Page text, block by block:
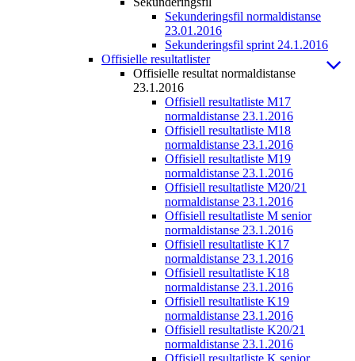
Sekunderingsfil normaldistanse
23.01.2016
Sekunderingsfil sprint 24.1.2016
Offisielle resultatlister
Offisielle resultat normaldistanse
23.1.2016
Offisiell resultatliste M17
normaldistanse 23.1.2016
Offisiell resultatliste M18
normaldistanse 23.1.2016
Offisiell resultatliste M19
normaldistanse 23.1.2016
Offisiell resultatliste M20/21
normaldistanse 23.1.2016
Offisiell resultatliste M senior
normaldistanse 23.1.2016
Offisiell resultatliste K17
normaldistanse 23.1.2016
Offisiell resultatliste K18
normaldistanse 23.1.2016
Offisiell resultatliste K19
normaldistanse 23.1.2016
Offisiell resultatliste K20/21
normaldistanse 23.1.2016
Offisiell resultatliste K senior